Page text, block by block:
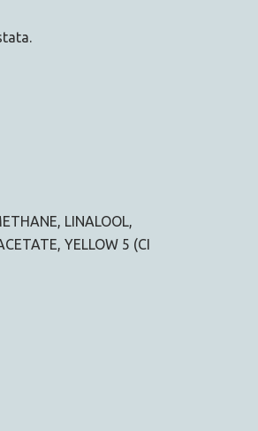
LINALOOL,
YELLOW 5 (CI